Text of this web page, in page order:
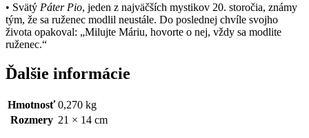
• Svätý Páter Pio, jeden z najväčších mystikov 20. storočia, známy
tým, že sa ruženec modlil neustále. Do poslednej chvíle svojho
života opakoval: „Milujte Máriu, hovorte o nej, vždy sa modlite
ruženec.“
Ďalšie informácie
Hmotnosť 0,270 kg
Rozmery 21 × 14 cm